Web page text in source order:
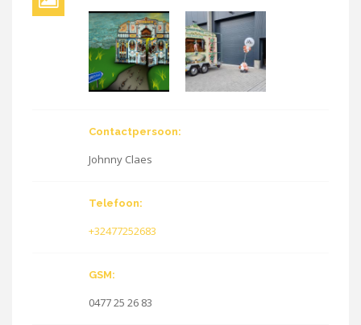
Contactpersoon:
Johnny Claes
Telefoon:
+32477252683
GSM:
0477 25 26 83